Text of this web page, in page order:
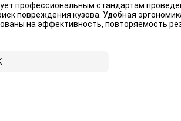
профессиональным стандартам
повреждения кузова. Удобная
на эффективность, повторяемость